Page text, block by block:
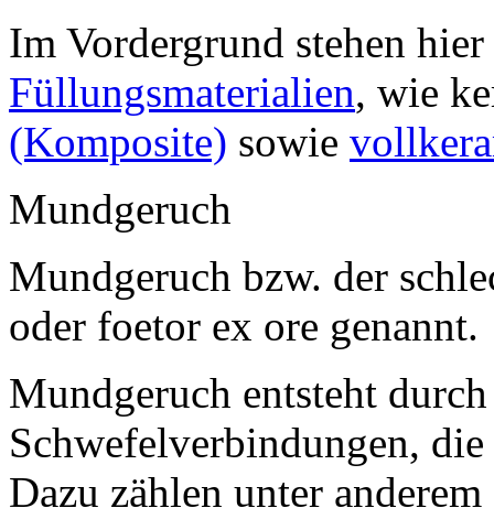
Im Vordergrund stehen hier
Füllungsmaterialien, wie
(Komposite) sowie
Mundgeruch
Mundgeruch bzw. der
oder foetor ex ore genannt.
Mundgeruch entsteht
Schwefelverbindungen,
Dazu zählen unter